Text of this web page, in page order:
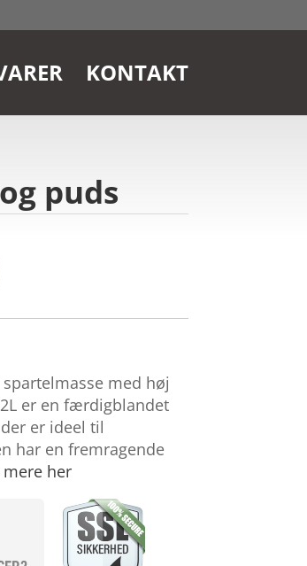
KONTAKT
puds
med høj
er en færdigblandet
er ideel til
har en fremragende
her